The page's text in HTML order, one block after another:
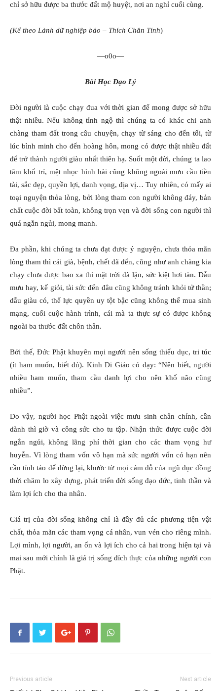
chỉ sở hữu được ba thước đất mộ huyệt, nơi an nghỉ cuối cùng.
(Kể theo Lành dữ nghiệp báo – Thích Chân Tính)
—o0o—
Bài Học Đạo Lý
Đời người là cuộc chạy đua với thời gian để mong được sở hữu
thật nhiều. Nếu không tỉnh ngộ thì chúng ta có khác chi anh
chàng tham đất trong câu chuyện, chạy từ sáng cho đến tối, từ
lúc bình minh cho đến hoàng hôn, mong có được thật nhiều đất
để trở thành người giàu nhất thiên hạ. Suốt một đời, chúng ta lao
tâm khổ trí, mệt nhọc hình hài cũng không ngoài mưu cầu tiền
tài, sắc đẹp, quyền lợi, danh vọng, địa vị… Tuy nhiên, có mấy ai
toại nguyện thỏa lòng, bởi lòng tham con người không đáy, bản
chất cuộc đời bất toàn, không trọn vẹn và đời sống con người thì
quá ngắn ngủi, mong manh.
Đa phần, khi chúng ta chưa đạt được ý nguyện, chưa thỏa mãn
lòng tham thì cái già, bệnh, chết đã đến, cũng như anh chàng kia
chạy chưa được bao xa thì mặt trời đã lặn, sức kiệt hơi tàn. Dẫu
mưu hay, kế giỏi, tài sức đến đâu cũng không tránh khỏi tử thần;
dẫu giàu có, thế lực quyền uy tột bậc cũng không thể mua sinh
mạng, cuối cuộc hành trình, cái mà ta thực sự có được không
ngoài ba thước đất chôn thân.
Bởi thế, Đức Phật khuyên mọi người nên sống thiểu dục, tri túc
(ít ham muốn, biết đủ). Kinh Di Giáo có dạy: “Nên biết, người
nhiều ham muốn, tham cầu danh lợi cho nên khổ não cũng
nhiều”.
Do vậy, người học Phật ngoài việc mưu sinh chân chính, cần
dành thì giờ và công sức cho tu tập. Nhận thức được cuộc đời
ngắn ngủi, không lãng phí thời gian cho các tham vọng hư
huyễn. Vì lòng tham vốn vô hạn mà sức người vốn có hạn nên
cần tỉnh táo để dừng lại, khước từ mọi cám dỗ của ngũ dục đồng
thời chăm lo xây dựng, phát triển đời sống đạo đức, tinh thần và
làm lợi ích cho tha nhân.
Giá trị của đời sống không chỉ là đầy đủ các phương tiện vật
chất, thỏa mãn các tham vọng cá nhân, vun vén cho riêng mình.
Lợi mình, lợi người, an ổn và lợi ích cho cả hai trong hiện tại và
mai sau mới chính là giá trị sống đích thực của những người con
Phật.
Previous article Next article